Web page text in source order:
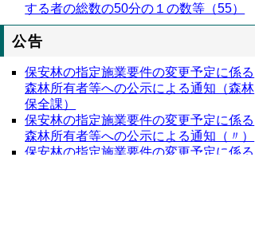
する者の総数の50分の１の数等（55）
公告
保安林の指定施業要件の変更予定に係る
森林所有者等への公示による通知（森林
保全課）
保安林の指定施業要件の変更予定に係る
森林所有者等への公示による通知（〃）
保安林の指定施業要件の変更予定に係る